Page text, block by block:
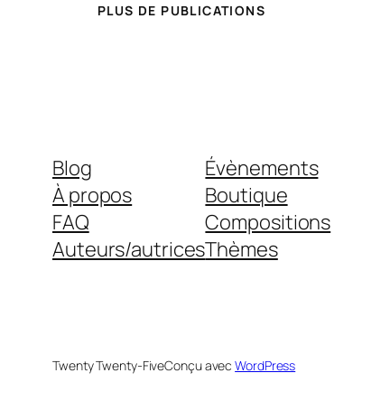
PLUS DE PUBLICATIONS
Blog
À propos
FAQ
Auteurs/autrices
Évènements
Boutique
Compositions
Thèmes
Twenty Twenty-FiveConçu avecWordPress